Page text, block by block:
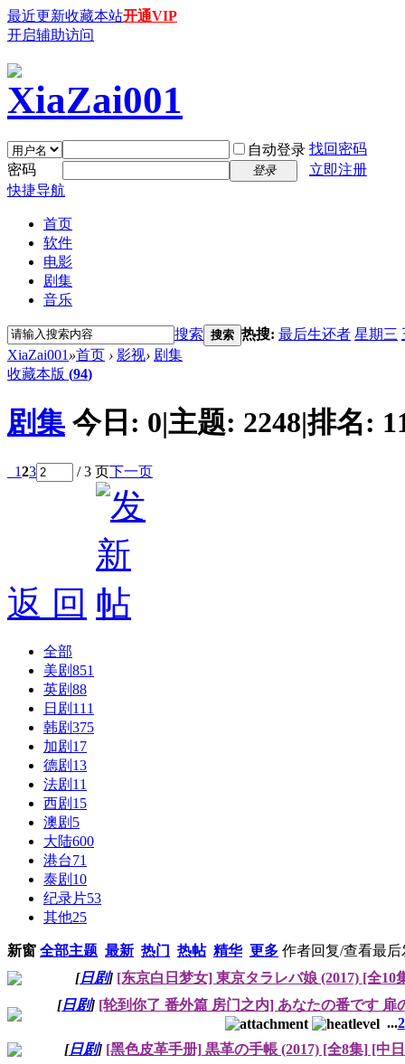
最近更新收藏本站开通VIP
开启辅助访问
自动登录 找回密码
密码
登录
立即注册
快捷导航
首页
软件
电影
剧集
音乐
搜索 搜索 热搜: 最后生还者 星期三
XiaZai001 »首页 › 影视› 剧集
收藏本版 (94)
剧集 今日: 0|主题: 2248|排名:
123 / 3 页下一页
返 回
全部
美剧851
英剧88
日剧 111
韩剧375
加剧 17
德剧 13
法剧 11
西剧 15
澳剧 5
大陆600
港台71
泰剧 10
纪录片53
其他25
新窗 全部主题 最新 热门 热帖 精华 更多 作者回复/查看最后
[日剧] [东京白日梦女] 東京タラレバ娘 (2017) [全10
[日剧] [轮到你了 番外篇 房门之内] あなたの番です 扉
...2
[日剧] [黑色皮革手册] 黒革の手帳 (2017) [全8集] [中